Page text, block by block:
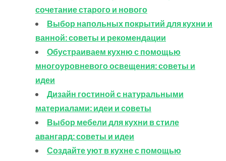
сочетание старого и нового
Выбор напольных покрытий для кухни и
ванной: советы и рекомендации
Обустраиваем кухню с помощью
многоуровневого освещения: советы и
идеи
Дизайн гостиной с натуральными
материалами: идеи и советы
Выбор мебели для кухни в стиле
авангард: советы и идеи
Создайте уют в кухне с помощью